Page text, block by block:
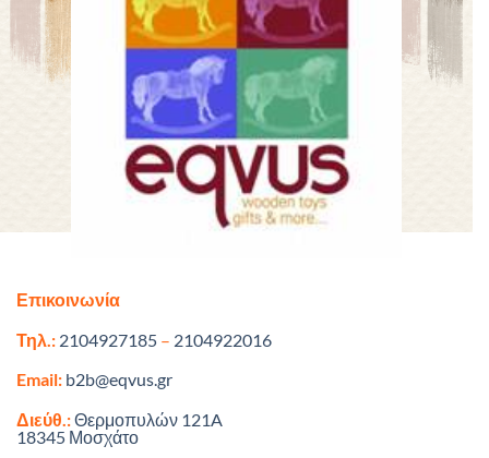
Επικοινωνία
Τηλ.: 2104927185 – 2104922016
Email: b2b@eqvus.gr
Διεύθ.:Θερμοπυλών 121A
18345 Μοσχάτο